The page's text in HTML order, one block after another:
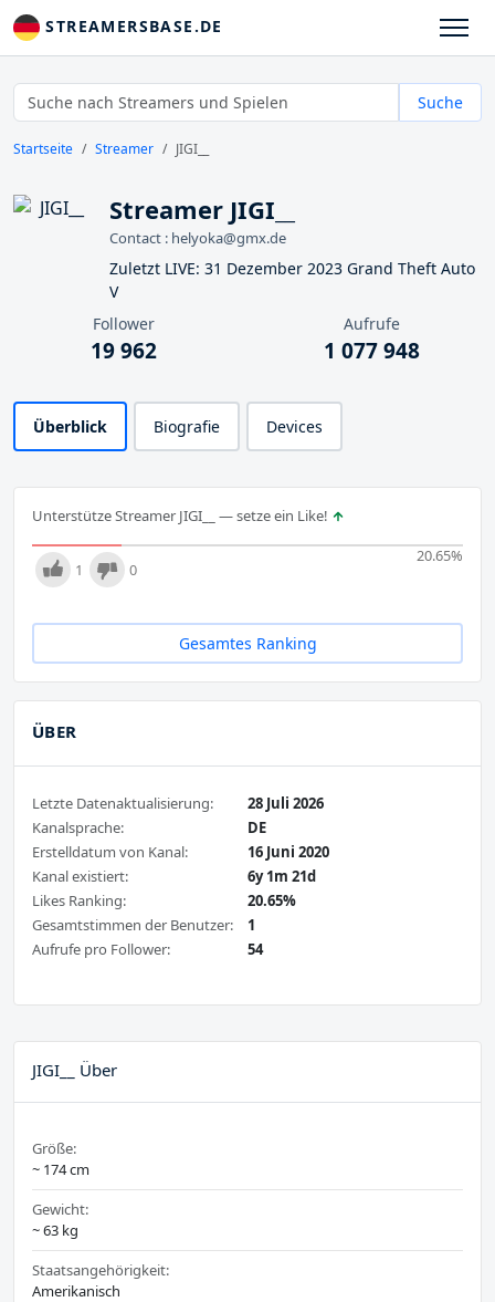
STREAMERSBASE.DE
Suche
Startseite Streamer JIGI__
Streamer JIGI__
Contact : helyoka@gmx.de
Zuletzt LIVE: 31 Dezember 2023 Grand Theft Auto
V
Follower
19 962
Aufrufe
1 077 948
Überblick Biografie Devices
Unterstütze Streamer JIGI__ — setze ein Like!
20.65%
1 0
Gesamtes Ranking
ÜBER
Letzte Datenaktualisierung:
28 Juli 2026
Kanalsprache:
DE
Erstelldatum von Kanal:
16 Juni 2020
Kanal existiert:
6y 1m 21d
Likes Ranking:
20.65%
Gesamtstimmen der Benutzer:
1
Aufrufe pro Follower:
54
JIGI__ Über
Größe:
~ 174 cm
Gewicht:
~ 63 kg
Staatsangehörigkeit:
Amerikanisch